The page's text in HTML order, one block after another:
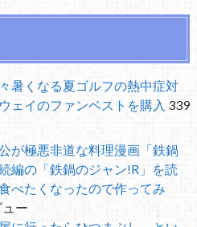
暑くなる夏ゴルフの熱中症対
ェイのファンベストを購入 339
が極悪非道な料理漫画「鉄鍋
編の「鉄鍋のジャン!R」を読
べたくなったので作ってみ
ー